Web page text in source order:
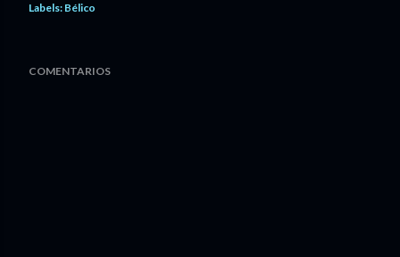
Labels: Bélico
COMENTARIOS